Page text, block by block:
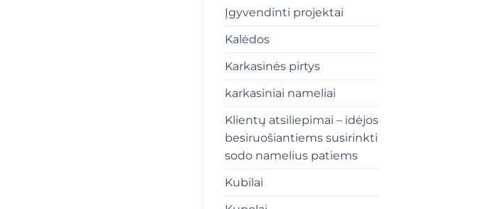
Įgyvendinti projektai
Kalėdos
Karkasinės pirtys
karkasiniai nameliai
Klientų atsiliepimai – idėjos
besiruošiantiems susirinkti
sodo namelius patiems
Kubilai